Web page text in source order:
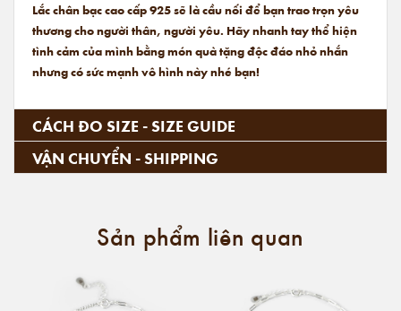
Lắc chân bạc cao cấp 925 sẽ là cầu nối để bạn trao trọn yêu
thương cho người thân, người yêu. Hãy nhanh tay thể hiện
tình cảm của mình bằng món quà tặng độc đáo nhỏ nhắn
nhưng có sức mạnh vô hình này nhé bạn!
CÁCH ĐO SIZE - SIZE GUIDE
VẬN CHUYỂN - SHIPPING
Sản phẩm liên quan